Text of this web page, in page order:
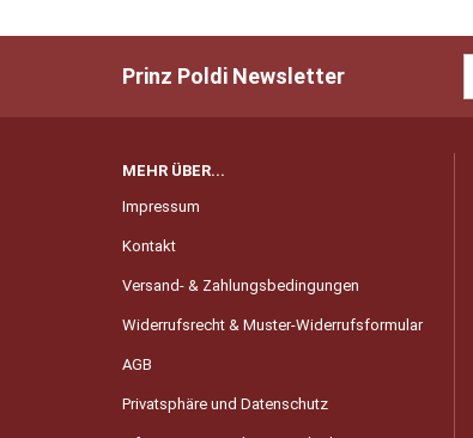
Prinz Poldi Newsletter
MEHR ÜBER...
Impressum
Kontakt
Versand- & Zahlungsbedingungen
Widerrufsrecht & Muster-Widerrufsformular
AGB
Privatsphäre und Datenschutz